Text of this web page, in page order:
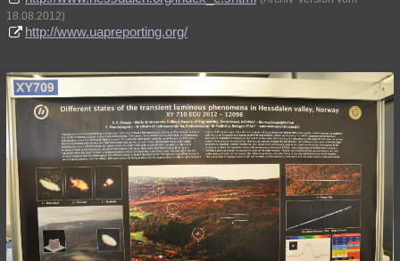
18.08.2012)
http://www.uapreporting.org/